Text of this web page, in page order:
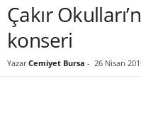
Çakır
konseri
Yazar Cemiyet Bursa - 26 Nisan